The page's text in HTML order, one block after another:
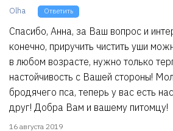
Olha Ответить
Спасибо, Анна, за Ваш вопрос и
конечно, приручить чистить уши
в любом возрасте, нужно только
настойчивость с Вашей стороны!
бродячего пса, теперь у вас есть
друг! Добра Вам и вашему питомцу!
16 августа 2019